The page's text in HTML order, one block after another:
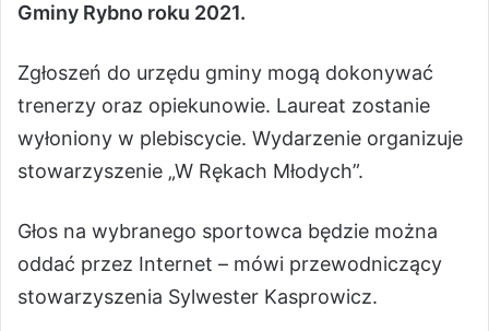
Gminy Rybno roku 2021.
Zgłoszeń do urzędu gminy mogą dokonywać
trenerzy oraz opiekunowie. Laureat zostanie
wyłoniony w plebiscycie. Wydarzenie organizuje
stowarzyszenie „W Rękach Młodych”.
Głos na wybranego sportowca będzie można
oddać przez Internet – mówi przewodniczący
stowarzyszenia Sylwester Kasprowicz.